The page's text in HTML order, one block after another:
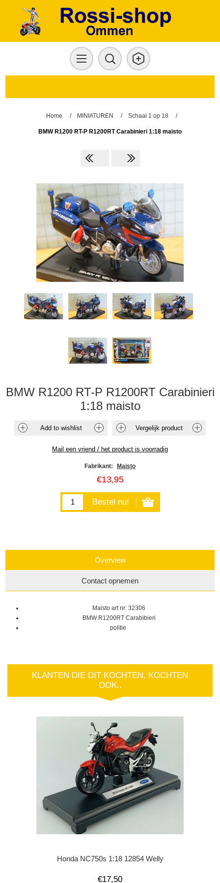
Home / MINIATUREN / Schaal 1 op 18 /
BMW R1200 RT-P R1200RT Carabinieri 1:18 maisto
BMW R1200 RT-P R1200RT Carabinieri
1:18 maisto
Fabrikant: Maisto
€13,95
Overview
Contact opnemen
Maisto art nr: 32306
BMW R1200RT Carabibieri
politie
KLANTEN DIE DIT KOCHTEN, KOCHTEN
OOK..
Honda NC750s 1:18 12854 Welly
€17,50